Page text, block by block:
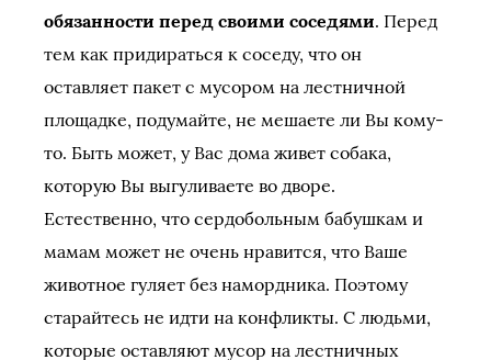
обязанности перед своими соседями. Перед
тем как придираться к соседу, что он
оставляет пакет с мусором на лестничной
площадке, подумайте, не мешаете ли Вы кому-
то. Быть может, у Вас дома живет собака,
которую Вы выгуливаете во дворе.
Естественно, что сердобольным бабушкам и
мамам может не очень нравится, что Ваше
животное гуляет без намордника. Поэтому
старайтесь не идти на конфликты. С людьми,
которые оставляют мусор на лестничных